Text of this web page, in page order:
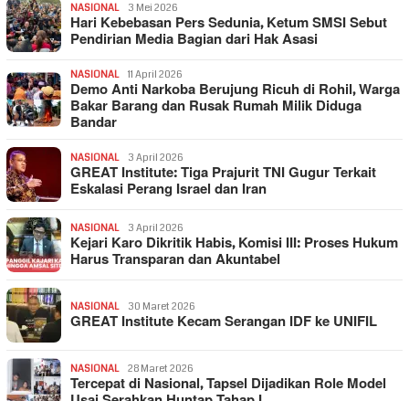
NASIONAL 3 Mei 2026
Hari Kebebasan Pers Sedunia, Ketum SMSI Sebut
Pendirian Media Bagian dari Hak Asasi
NASIONAL 11 April 2026
Demo Anti Narkoba Berujung Ricuh di Rohil, Warga
Bakar Barang dan Rusak Rumah Milik Diduga
Bandar
NASIONAL 3 April 2026
GREAT Institute: Tiga Prajurit TNI Gugur Terkait
Eskalasi Perang Israel dan Iran
NASIONAL 3 April 2026
Kejari Karo Dikritik Habis, Komisi III: Proses Hukum
Harus Transparan dan Akuntabel
NASIONAL 30 Maret 2026
GREAT Institute Kecam Serangan IDF ke UNIFIL
NASIONAL 28 Maret 2026
Tercepat di Nasional, Tapsel Dijadikan Role Model